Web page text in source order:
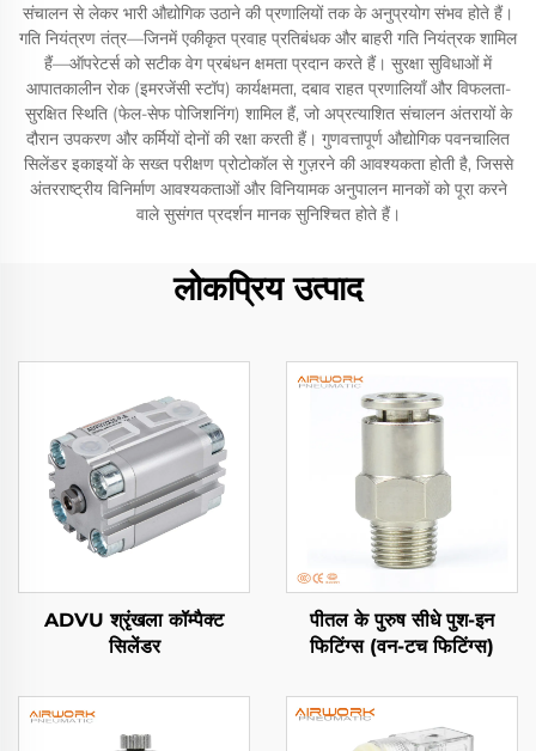
संचालन से लेकर भारी औद्योगिक उठाने की प्रणालियों तक के अनुप्रयोग संभव होते हैं।
गति नियंत्रण तंत्र—जिनमें एकीकृत प्रवाह प्रतिबंधक और बाहरी गति नियंत्रक शामिल
हैं—ऑपरेटर्स को सटीक वेग प्रबंधन क्षमता प्रदान करते हैं। सुरक्षा सुविधाओं में
आपातकालीन रोक (इमरजेंसी स्टॉप) कार्यक्षमता, दबाव राहत प्रणालियाँ और विफलता-
सुरक्षित स्थिति (फेल-सेफ पोजिशनिंग) शामिल हैं, जो अप्रत्याशित संचालन अंतरायों के
दौरान उपकरण और कर्मियों दोनों की रक्षा करती हैं। गुणवत्तापूर्ण औद्योगिक पवनचालित
सिलेंडर इकाइयों के सख्त परीक्षण प्रोटोकॉल से गुज़रने की आवश्यकता होती है, जिससे
अंतरराष्ट्रीय विनिर्माण आवश्यकताओं और विनियामक अनुपालन मानकों को पूरा करने
वाले सुसंगत प्रदर्शन मानक सुनिश्चित होते हैं।
लोकप्रिय उत्पाद
ADVU श्रृंखला कॉम्पैक्ट
सिलेंडर
पीतल के पुरुष सीधे पुश-इन
फिटिंग्स (वन-टच फिटिंग्स)